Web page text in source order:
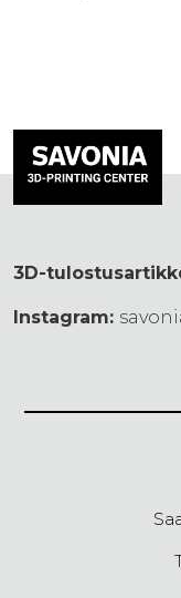
3D-
Instagram: